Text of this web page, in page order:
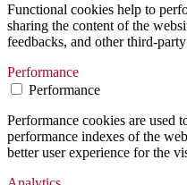
Functional cookies help to
sharing the content of the
feedbacks, and other third-
Performance
Performance
Performance cookies are used
performance indexes of the
better user experience for the